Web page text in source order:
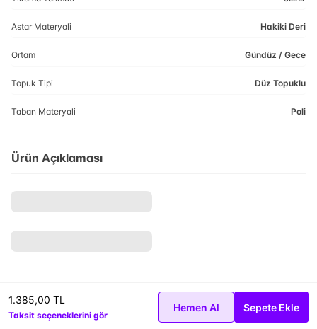
1.385,00 TL
Taksit seçeneklerini gör
Hemen Al Sepete Ekle
Astar Materyali Hakiki Deri
Ortam Gündüz / Gece
Topuk Tipi Düz Topuklu
Taban Materyali Poli
Ürün Açıklaması